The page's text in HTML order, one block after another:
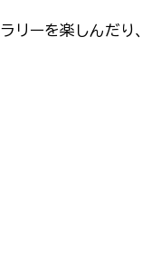
ラリーを楽しんだり